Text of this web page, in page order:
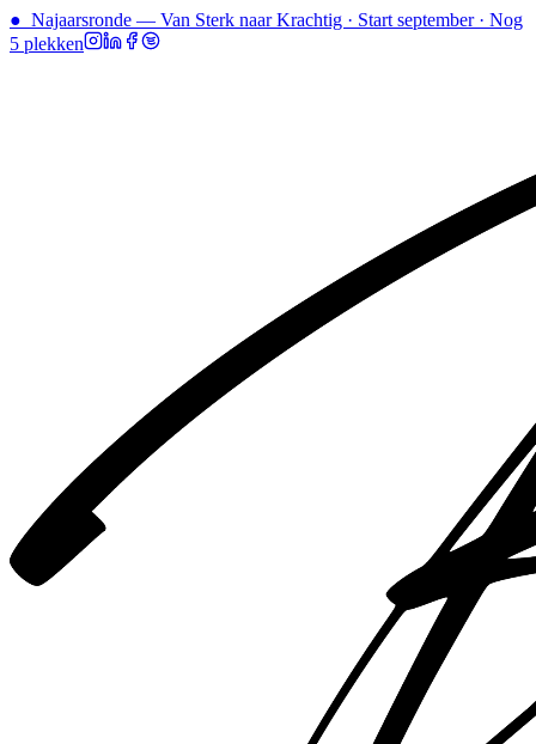
● Najaarsronde — Van Sterk naar Krachtig · Start september · Nog
5 plekken